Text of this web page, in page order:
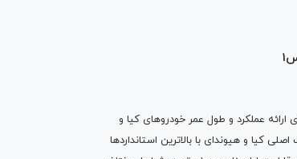
ارائه عملکرد و طول عمر خودروهای کیا و
کیا و هیوندای با بالاترین استانداردها